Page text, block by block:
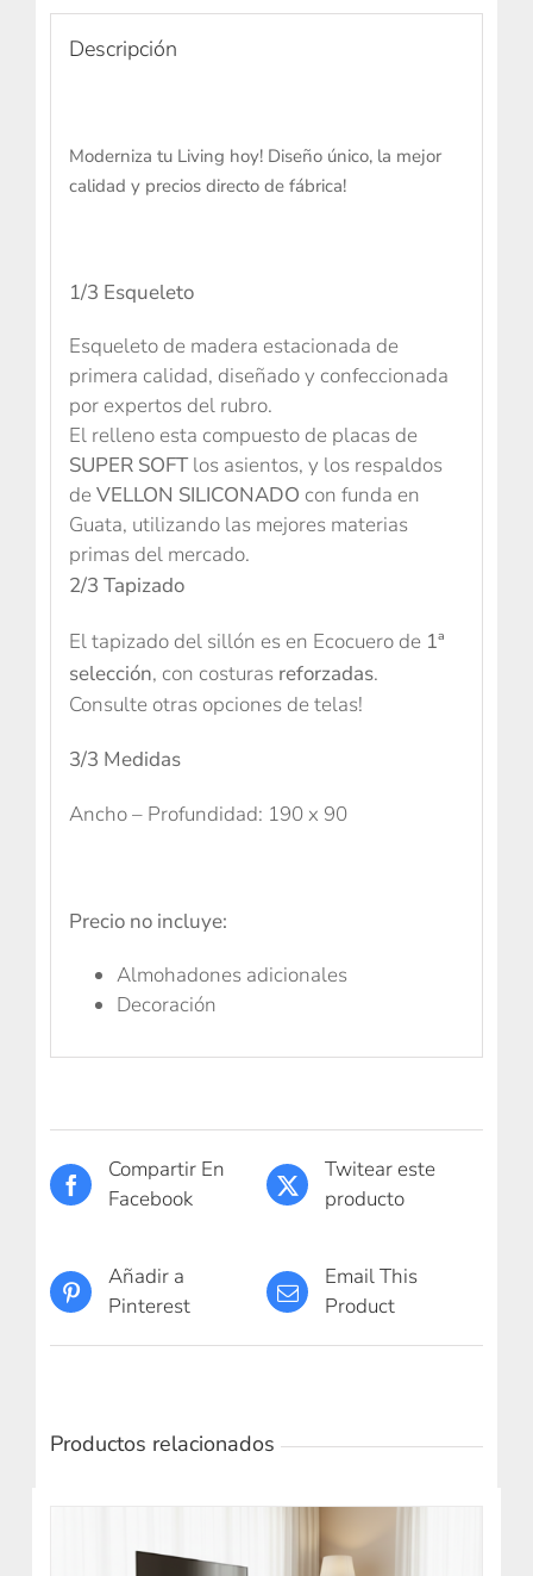
Descripción
Moderniza tu Living hoy! Diseño único, la mejor
calidad y precios directo de fábrica!
1/3 Esqueleto
Esqueleto de madera estacionada de
primera calidad, diseñado y confeccionada
por expertos del rubro.
El relleno esta compuesto de placas de
SUPER SOFTlos asientos, y los respaldos
deVELLON SILICONADO con funda en
Guata, utilizando las mejores materias
primas del mercado.
2/3 Tapizado
El tapizado del sillón es en Ecocuero de 1ª
selección, con costuras reforzadas.
Consulte otras opciones de telas!
3/3 Medidas
Ancho – Profundidad: 190 x 90
Precio no incluye:
Almohadones adicionales
Decoración
Compartir En
Facebook
Twitear este
producto
Añadir a
Pinterest
Email This
Product
Productos relacionados